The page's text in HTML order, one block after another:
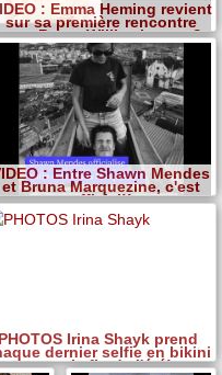
: Emma Heming revient
sur sa première rencontre
avec Bruce Willis alors qu?
elle était fiancée
: Entre Shawn Mendes
et Bruna Marquezine, c'est
officiel!!
PHOTOS Irina Shayk prend
dernier selfie en bikini
avant la fin de l'été!